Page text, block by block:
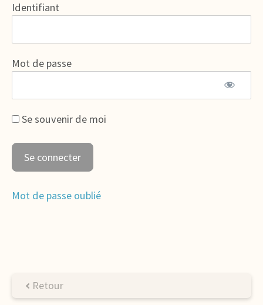
Identifiant
Mot de passe
Se souvenir de moi
Mot de passe oublié
Retour